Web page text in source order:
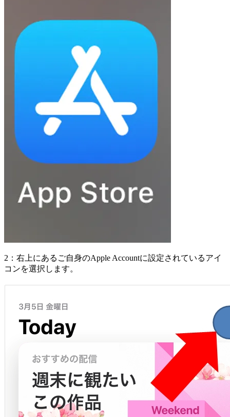
2：右上にあるご自身のApple Accountに設定されているアイ
コンを選択します。